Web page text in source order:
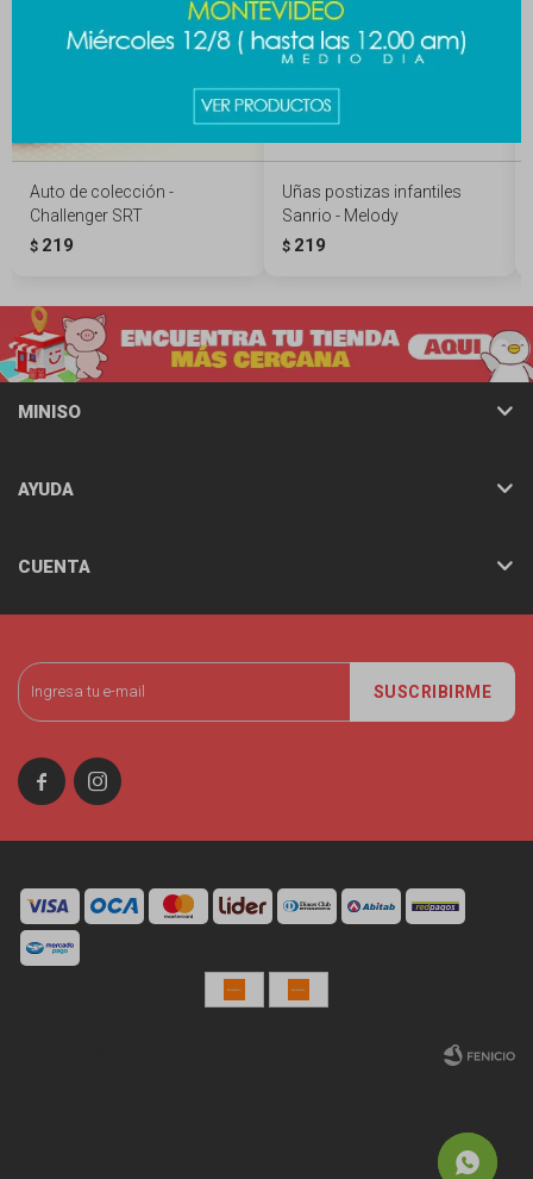
Auto de colección -
Challenger SRT
$ 219
Uñas postizas infantiles
Sanrio - Melody
$ 219
SUSCRIBIRME
 
MINISO
AYUDA
CUENTA